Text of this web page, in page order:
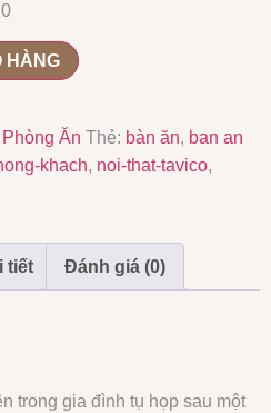
HÀNG
Phòng Ăn Thẻ: bàn ăn, ban an
khach, noi-that-tavico,
tiết Đánh giá (0)
trong gia đình tụ họp sau một